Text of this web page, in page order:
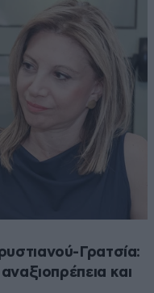
Γρατσία:
και